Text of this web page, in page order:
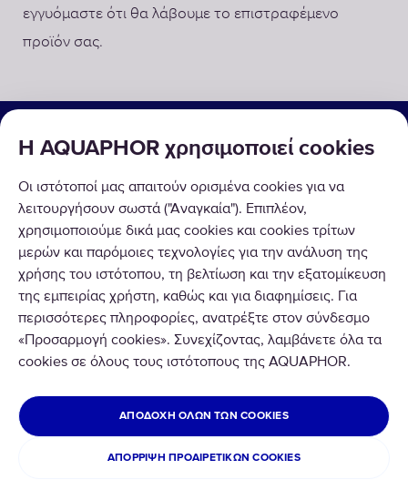
εγγυόμαστε ότι θα λάβουμε το επιστραφέμενο
προϊόν σας.
Η AQUAPHOR χρησιμοποιεί cookies
Οι ιστότοποί μας απαιτούν ορισμένα cookies για να
λειτουργήσουν σωστά ("Αναγκαία"). Επιπλέον,
χρησιμοποιούμε δικά μας cookies και cookies τρίτων
μερών και παρόμοιες τεχνολογίες για την ανάλυση της
χρήσης του ιστότοπου, τη βελτίωση και την εξατομίκευση
της εμπειρίας χρήστη, καθώς και για διαφημίσεις. Για
περισσότερες πληροφορίες, ανατρέξτε στον σύνδεσμο
«Προσαρμογή cookies». Συνεχίζοντας, λαμβάνετε όλα τα
cookies σε όλους τους ιστότοπους της AQUAPHOR.
ΑΠΌΡΡΙΨΗ ΠΡΟΑΙΡΕΤΙΚΏΝ COOKIES
ΑΠΟΔΟΧΉ ΌΛΩΝ ΤΩΝ COOKIES
ΣΧΕΤΙΚΑ ΜΕ ΕΜΑΣ
Copyright © 2020 AQUAPHOR.
Δωδεκανήσου 9, Δροσιά Αττικής, ΤΚ.14572
Πολιτική Απορρήτου & Cookies
Όροι και Προϋποθέσεις
GREECE